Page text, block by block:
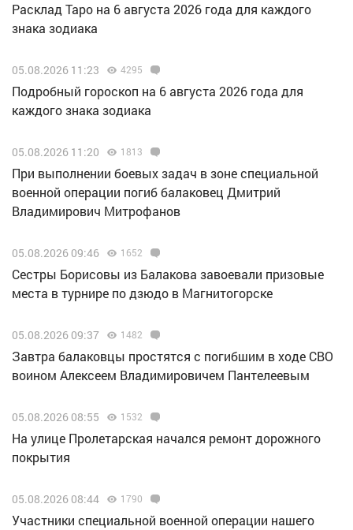
Расклад Таро на 6 августа 2026 года для каждого
знака зодиака
05.08.2026 11:23 4295
Подробный гороскоп на 6 августа 2026 года для
каждого знака зодиака
05.08.2026 11:20 1813
При выполнении боевых задач в зоне специальной
военной операции погиб балаковец Дмитрий
Владимирович Митрофанов
05.08.2026 09:46 1652
Сестры Борисовы из Балакова завоевали призовые
места в турнире по дзюдо в Магнитогорске
05.08.2026 09:37 1482
Завтра балаковцы простятся с погибшим в ходе СВО
воином Алексеем Владимировичем Пантелеевым
05.08.2026 08:55 1532
На улице Пролетарская начался ремонт дорожного
покрытия
05.08.2026 08:44 1790
Участники специальной военной операции нашего